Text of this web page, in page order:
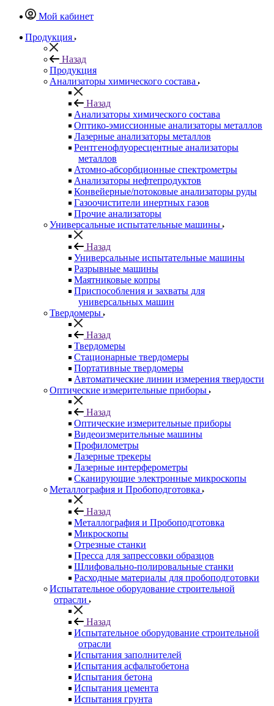
Мой кабинет
Продукция
Назад
Продукция
Анализаторы химического состава
Назад
Анализаторы химического состава
Оптико-эмиссионные анализаторы металлов
Лазерные анализаторы металлов
Рентгенофлуоресцентные анализаторы
металлов
Атомно-абсорбционные спектрометры
Анализаторы нефтепродуктов
Конвейерные/потоковые анализаторы руды
Газоочистители инертных газов
Прочие анализаторы
Универсальные испытательные машины
Назад
Универсальные испытательные машины
Разрывные машины
Маятниковые копры
Приспособления и захваты для
универсальных машин
Твердомеры
Назад
Твердомеры
Стационарные твердомеры
Портативные твердомеры
Автоматические линии измерения твердости
Оптические измерительные приборы
Назад
Оптические измерительные приборы
Видеоизмерительные машины
Профилометры
Лазерные трекеры
Лазерные интерферометры
Сканирующие электронные микроскопы
Металлография и Пробоподготовка
Назад
Металлография и Пробоподготовка
Микроскопы
Отрезные станки
Пресса для запрессовки образцов
Шлифовально-полировальные станки
Расходные материалы для пробоподготовки
Испытательное оборудование строительной
отрасли
Назад
Испытательное оборудование строительной
отрасли
Испытания заполнителей
Испытания асфальтобетона
Испытания бетона
Испытания цемента
Испытания грунта